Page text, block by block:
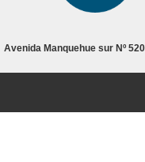
Avenida Manquehue sur Nº